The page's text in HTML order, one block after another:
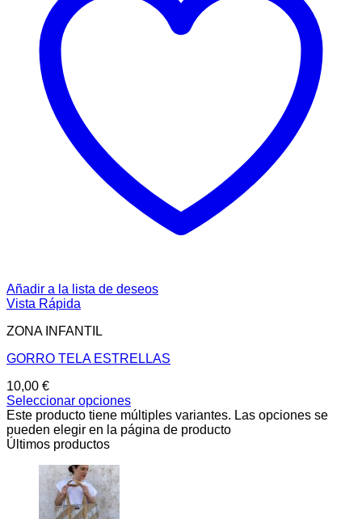
Añadir a la lista de deseos
Vista Rápida
ZONA INFANTIL
GORRO TELA ESTRELLAS
10,00 €
Seleccionar opciones
Este producto tiene múltiples variantes. Las opciones se
pueden elegir en la página de producto
Últimos productos